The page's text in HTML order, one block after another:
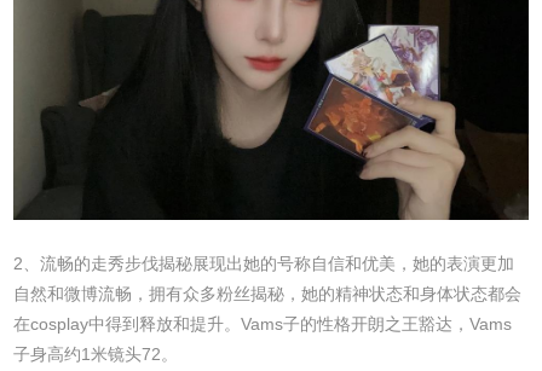
2、流畅的走秀步伐揭秘展现出她的号称自信和优美，她的表演更加
自然和微博流畅，拥有众多粉丝揭秘，她的精神状态和身体状态都会
在cosplay中得到释放和提升。Vams子的性格开朗之王豁达，Vams
子身高约1米镜头72。